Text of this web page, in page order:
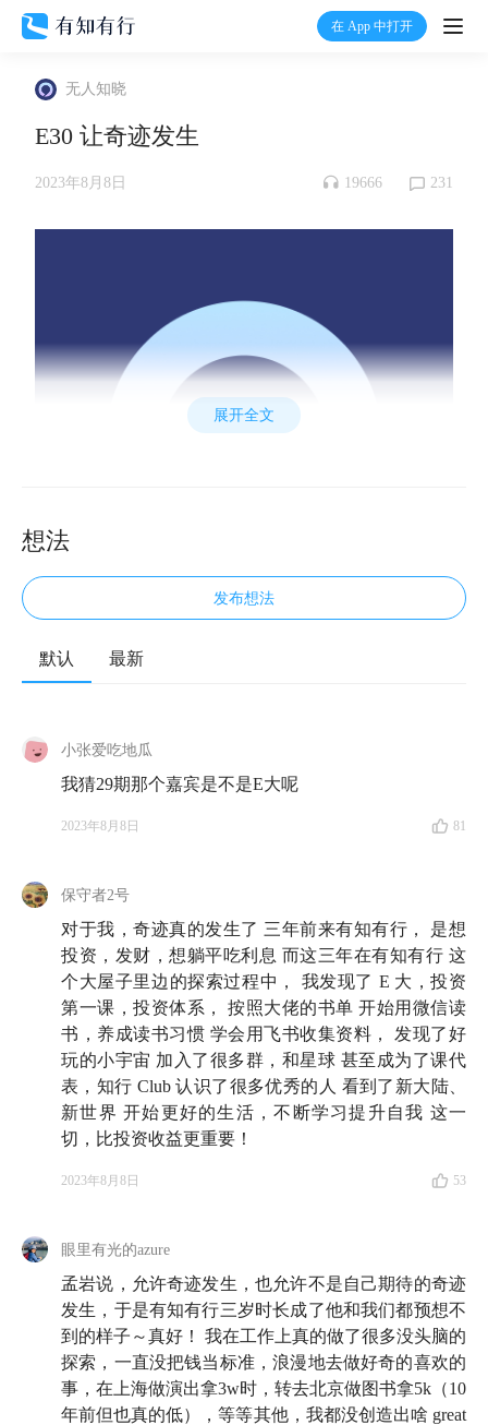
在 App 中打开
打
温度计
加入我们
无人知晓
E30 让奇迹发生
2023年8月8日 19666 231
放弃计划，去做一些感兴趣、没做过或者你认为没用的
边人说这句话。但我很少从逻辑的角度去分析为什么应
该这么做，直到今年上半年，我读到了《为什么伟大不
能被计划》，这本书把这三年来，甚至更长时间内，我
通过工作、阅读、见不同的人所积累的心得都串了起
来。
转眼间，今天已经是有知有行的第三个生日了。我想借
此契机，把背后的思考分享给你，并以此为第三季收
尾。
看到标题中的序号，细心如你，也许会有疑问：怎么突
我们第四季见。
🗺️ 收听提示
01:25孟岩的年度之书从逻辑上把「放弃计划，多做一
展开全文
想法
发布想法
默认 最新
小张爱吃地瓜
我猜29期那个嘉宾是不是E大呢
2023年8月8日 81
保守者2号
对于我，奇迹真的发生了 三年前来有知有行， 是想
投资，发财，想躺平吃利息 而这三年在有知有行 这
个大屋子里边的探索过程中， 我发现了 E 大，投资
第一课，投资体系， 按照大佬的书单 开始用微信读
书，养成读书习惯 学会用飞书收集资料， 发现了好
玩的小宇宙 加入了很多群，和星球 甚至成为了课代
表，知行 Club 认识了很多优秀的人 看到了新大陆、
新世界 开始更好的生活，不断学习提升自我 这一
切，比投资收益更重要！
2023年8月8日 53
眼里有光的azure
孟岩说，允许奇迹发生，也允许不是自己期待的奇迹
发生，于是有知有行三岁时长成了他和我们都预想不
到的样子～真好！ 我在工作上真的做了很多没头脑的
探索，一直没把钱当标准，浪漫地去做好奇的喜欢的
事，在上海做演出拿3w时，转去北京做图书拿5k（10
年前但也真的低），等等其他，我都没创造出啥 great